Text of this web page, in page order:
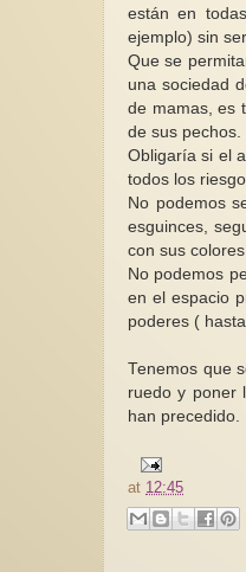
están en
ejemplo) sin
Que se
una sociedad
de mamas, es
de sus pechos.
Obligaría si el
todos los
No podemos
esguinces,
con sus
No podemos
en el espacio
poderes (
Tenemos que
ruedo y poner
han precedido.
at 12:45